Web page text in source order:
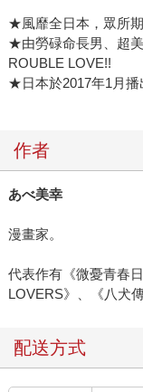
★風靡全日本，眾所
★由勞碌命長男、超
ROUBLE LOVE!!
★日本於2017年1月播
作者
あべ美幸
漫畫家。
代表作有《微憂青春
LOVERS》、《八犬
配送方式